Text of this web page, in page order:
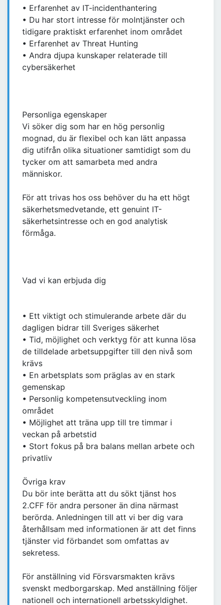
• Erfarenhet av IT-incidenthantering
• Du har stort intresse för molntjänster och
tidigare praktiskt erfarenhet inom området
• Erfarenhet av Threat Hunting
• Andra djupa kunskaper relaterade till
cybersäkerhet
Personliga egenskaper
Vi söker dig som har en hög personlig
mognad, du är flexibel och kan lätt anpassa
dig utifrån olika situationer samtidigt som du
tycker om att samarbeta med andra
människor.
För att trivas hos oss behöver du ha ett högt
säkerhetsmedvetande, ett genuint IT-
säkerhetsintresse och en god analytisk
förmåga.
Vad vi kan erbjuda dig
• Ett viktigt och stimulerande arbete där du
dagligen bidrar till Sveriges säkerhet
• Tid, möjlighet och verktyg för att kunna lösa
de tilldelade arbetsuppgifter till den nivå som
krävs
• En arbetsplats som präglas av en stark
gemenskap
• Personlig kompetensutveckling inom
området
• Möjlighet att träna upp till tre timmar i
veckan på arbetstid
• Stort fokus på bra balans mellan arbete och
privatliv
Övriga krav
Du bör inte berätta att du sökt tjänst hos
2.CFF för andra personer än dina närmast
berörda. Anledningen till att vi ber dig vara
återhållsam med informationen är att det finns
tjänster vid förbandet som omfattas av
sekretess.
För anställning vid Försvarsmakten krävs
svenskt medborgarskap. Med anställning följer
nationell och internationell arbetsskyldighet.